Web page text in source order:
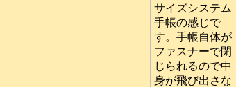
サイズシステム
手帳の感じで
す。手帳自体が
ファスナーで閉
じられるので中
身が飛び出さな